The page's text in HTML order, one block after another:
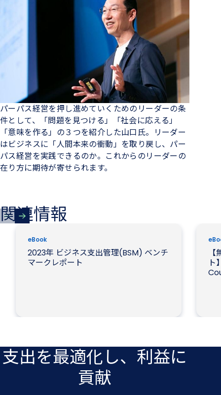
パーパス経営を押し進めていくためのリーダーの条
件として、「問題を見つける」「社会に応える」
「意味を作る」の３つを紹介した山口氏。リーダー
はビジネスに「人間本来の衝動」を取り戻し、パー
パス経営を実践できるのか。これからのリーダーの
在り方に期待が寄せられます。
関連情報
eBook
2023年 ビジネス支出管理(BSM) ベンチ
マークレポート
ト
支出を​最適化し、​利益に​
貢献